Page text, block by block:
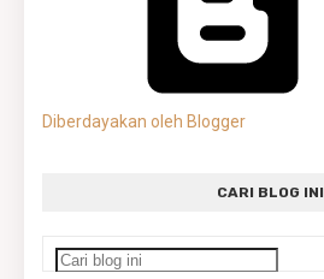
Diberdayakan oleh Blogger
CARI BLOG INI